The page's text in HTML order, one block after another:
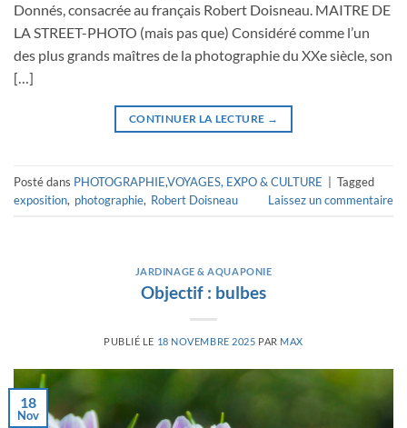
Donnés, consacrée au français Robert Doisneau. MAITRE DE
LA STREET-PHOTO (mais pas que) Considéré comme l’un
des plus grands maîtres de la photographie du XXe siècle, son
[…]
CONTINUER LA LECTURE →
Posté dans PHOTOGRAPHIE,VOYAGES, EXPO & CULTURE | Tagged
exposition, photographie, Robert Doisneau Laissez un commentaire
JARDINAGE & AQUAPONIE
Objectif : bulbes
PUBLIÉ LE 18 NOVEMBRE 2025 PAR MAX
18
Nov